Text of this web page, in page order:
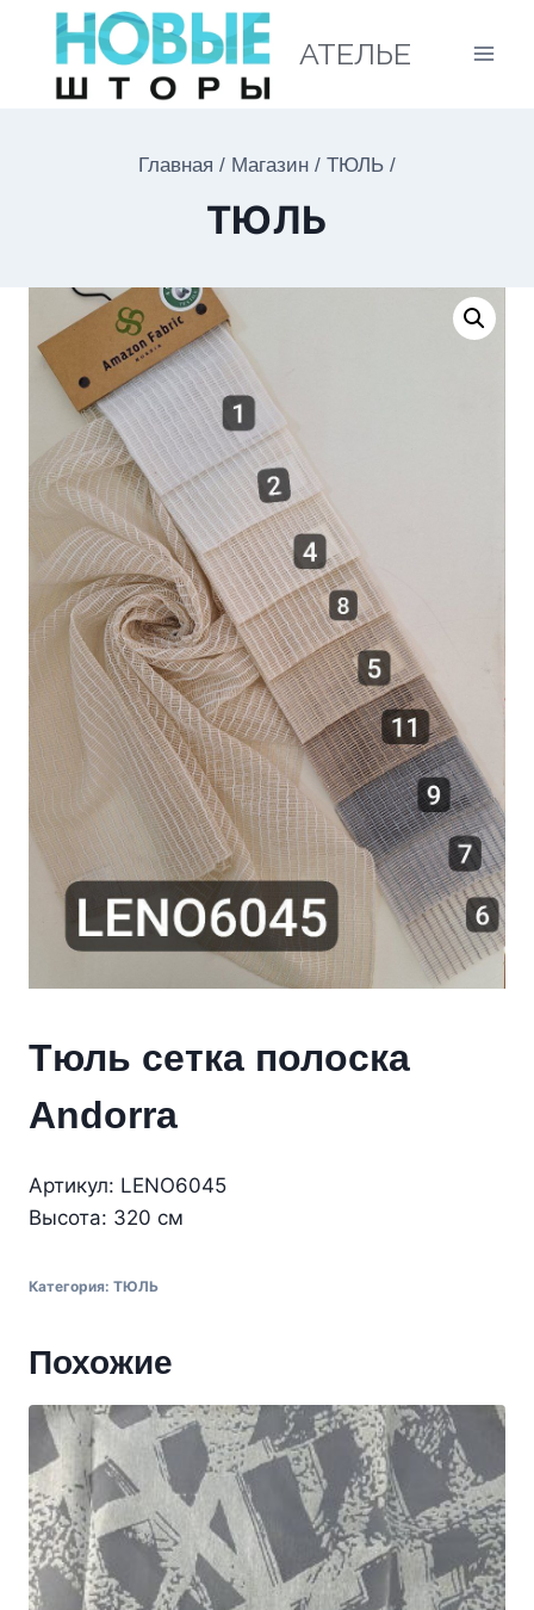
АТЕЛЬЕ
Главная / Магазин / ТЮЛЬ /
ТЮЛЬ
Тюль сетка полоска
Andorra
Артикул: LENO6045
Высота: 320 см
Категория: ТЮЛЬ
Похожие